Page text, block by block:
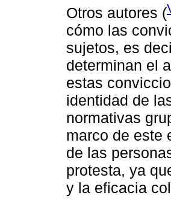
Otros autores (
cómo las
sujetos, es
determinan el
estas
identidad de
normativas
marco de este
de las
protesta, ya
y la eficacia